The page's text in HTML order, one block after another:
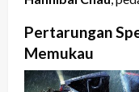
Pertarungan
Memukau